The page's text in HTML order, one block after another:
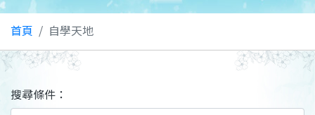
首頁 自學天地
搜尋條件：